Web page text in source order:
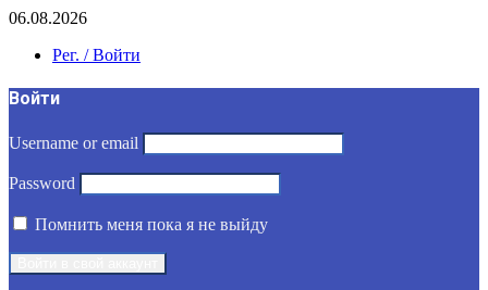
06.08.2026
Рег. / Войти
Войти
Username or email
Password
Помнить меня пока я не выйду